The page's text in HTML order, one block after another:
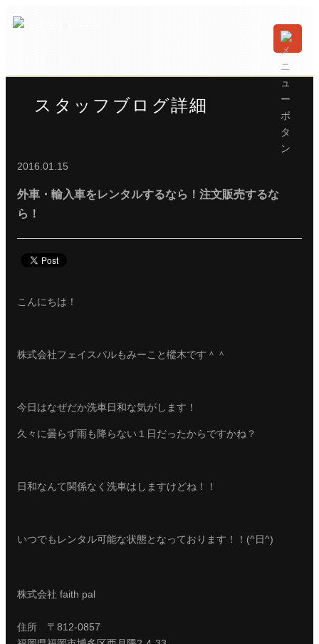
スタッフブログ詳細
2016.01.15
外車・輸入車をレンタルするなら！注文販売するな
ら！
こんにちは！
株式会社フェイスパルもみーこと樅木です＾＾
今日はなぜだか洗車日和な気がします！
久々に曇らず雨も降らない１日だったからですかね？
日和なんて関係なく洗車はしますけどね！！
いつでもレンタル可能な状態となっております！！(^日^)
株式会社 faith pal
住所 〒812-0857